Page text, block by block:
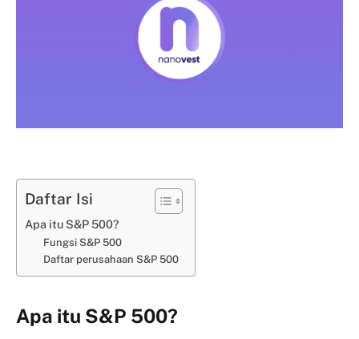
Daftar Isi
Apa itu S&P 500?
Fungsi S&P 500
Daftar perusahaan S&P 500
Apa itu S&P 500?